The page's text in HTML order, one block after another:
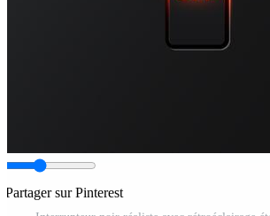
Partager sur Pinterest